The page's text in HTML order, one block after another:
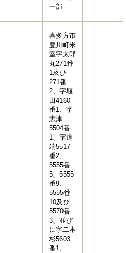
一部
喜多方市
豊川町米
室字太郎
丸271番
1及び
271番
2、字堰
田4160
番1、字
志津
5504番
1、字道
端5517
番2、
5555番
5、5555
番9、
5555番
10及び
5570番
3、並び
に字二本
杉5603
番1、